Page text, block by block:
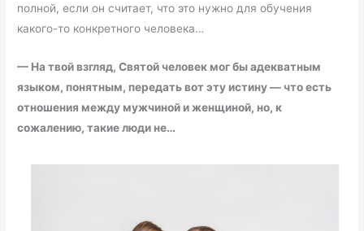
полной, если он считает, что это нужно для обучения
какого-то конкретного человека…
— На твой взгляд, Святой человек мог бы адекватным
языком, понятным, передать вот эту истину— что есть
отношения между мужчиной и женщиной, но, к
сожалению, такие люди не…